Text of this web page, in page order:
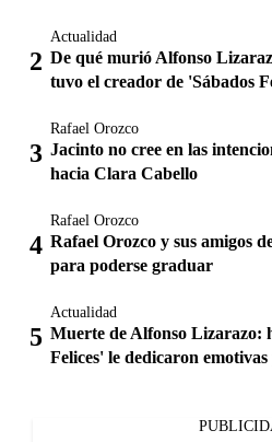
Actualidad
De qué murió Alfonso
tuvo el creador de 'Sábados
Rafael Orozco
Jacinto no cree en las
hacia Clara Cabello
Rafael Orozco
Rafael Orozco y sus amigos
para poderse graduar
Actualidad
Muerte de Alfonso Lizarazo:
Felices' le dedicaron